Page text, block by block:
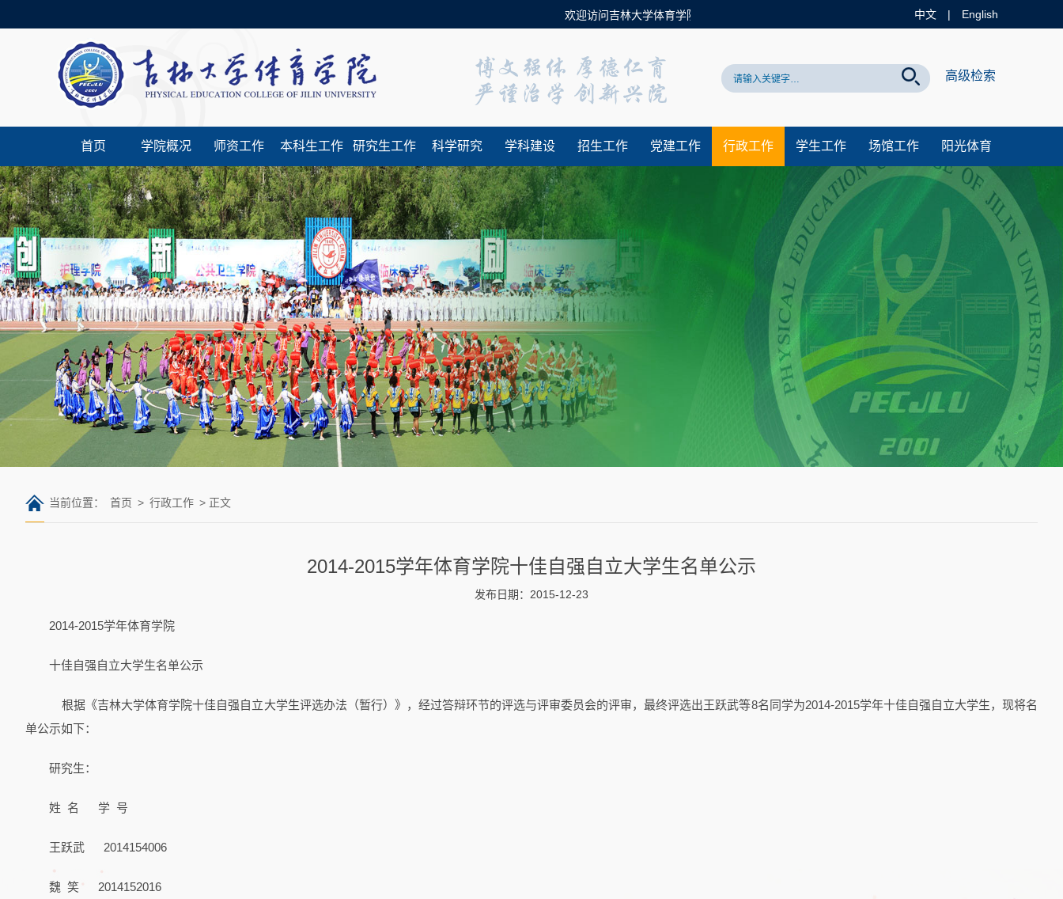
欢迎访问吉林大学体育学院官方网站！ 中文 | English
高级检索
首页 学院概况 师资工作 本科生工作 研究生工作 科学研究 学科建设 招生工作 党建工作 行政工作 学生工作 场馆工作 阳光体育
当前位置： 首页 > 行政工作 > 正文
2014-2015学年体育学院十佳自强自立大学生名单公示
发布日期：2015-12-23
2014-2015学年体育学院
十佳自强自立大学生名单公示
根据《吉林大学体育学院十佳自强自立大学生评选办法（暂行）》，经过答辩环节的评选与评审委员会的评审，最终评选出王跃武等8名同学为2014-2015学年十佳自强自立大学生，现将名
单公示如下：
研究生：
姓 名 学 号
王跃武 2014154006
魏 笑 2014152016